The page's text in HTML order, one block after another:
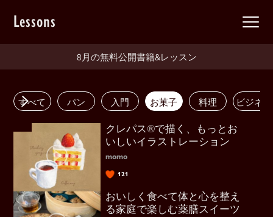
Lessons
8月の無料公開書籍&レッスン
すべて パン 入門 お菓子 料理 ビジネ
クレパス®で描く、もっとお
いしいイラストレーション
momo
121
おいしく食べて体と心を整え
る家庭で楽しむ薬膳スイーツ